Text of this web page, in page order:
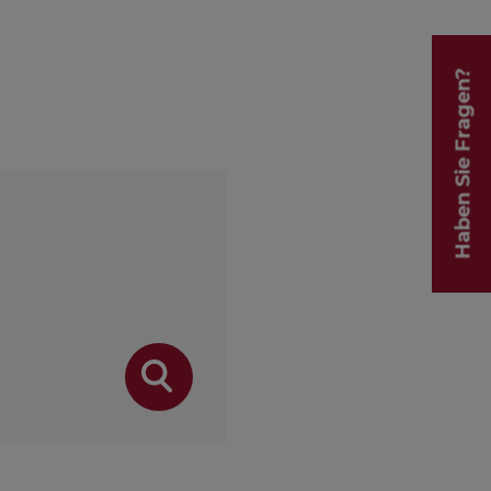
Haben Sie Fragen?